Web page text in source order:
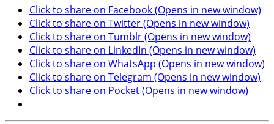
Click to share on Facebook (Opens in new window)
Click to share on Twitter (Opens in new window)
Click to share on Tumblr (Opens in new window)
Click to share on LinkedIn (Opens in new window)
Click to share on WhatsApp (Opens in new window)
Click to share on Telegram (Opens in new window)
Click to share on Pocket (Opens in new window)